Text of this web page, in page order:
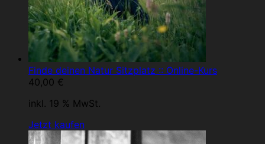
Finde deinen Natur Sitzplatz :: Online-Kurs
40,00 €
inkl. 19 % MwSt.
Jetzt kaufen